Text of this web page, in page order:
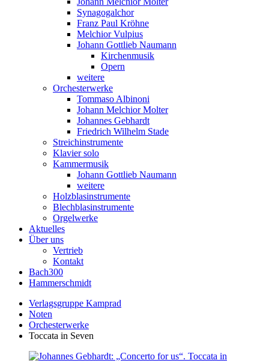
Synagogalchor
Franz Paul Kröhne
Melchior Vulpius
Johann Gottlieb Naumann
Kirchenmusik
Opern
weitere
Orchesterwerke
Tommaso Albinoni
Johann Melchior Molter
Johannes Gebhardt
Friedrich Wilhelm Stade
Streichinstrumente
Klavier solo
Kammermusik
Johann Gottlieb Naumann
weitere
Holzblasinstrumente
Blechblasinstrumente
Orgelwerke
Aktuelles
Über uns
Vertrieb
Kontakt
Bach300
Hammerschmidt
Verlagsgruppe Kamprad
Noten
Orchesterwerke
Toccata in Seven